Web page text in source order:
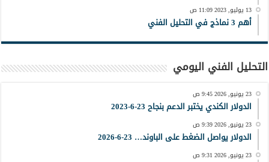
13 يوليو, 2023 11:09 ص
أهم 3 نماذج في التحليل الفني
التحليل الفني اليومي
23 يونيو, 2026 9:45 ص
الدولار الكندي يختبر الدعم بنجاح 23-6-2023
23 يونيو, 2026 9:39 ص
الدولار يواصل الضغط على الباوند… 23-6-2026
23 يونيو, 2026 9:31 ص